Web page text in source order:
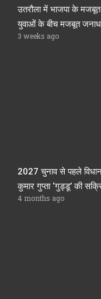
उतरौला में भाजपा के मजबूत
युवाओं के बीच मजबूत
3 weeks ago
2027 चुनाव से पहले
कुमार गुप्ता ‘गुड्डू’ की
4 months ago